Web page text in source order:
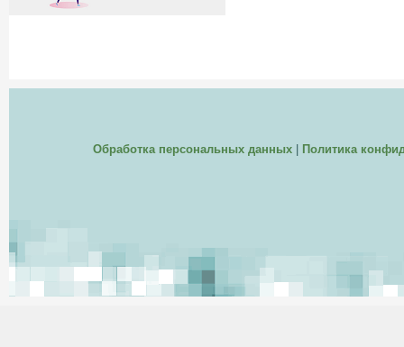
Обработка персональных данных| Политика